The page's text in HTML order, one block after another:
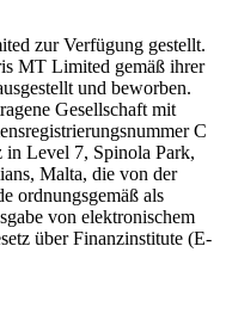
zur Verfügung gestellt.
MT Limited gemäß ihrer
und beworben.
Gesellschaft mit
C
in Level 7, Spinola Park,
Malta, die von der
ordnungsgemäß als
von elektronischem
über Finanzinstitute (E-